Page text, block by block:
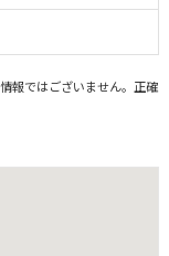
報ではございません。正確